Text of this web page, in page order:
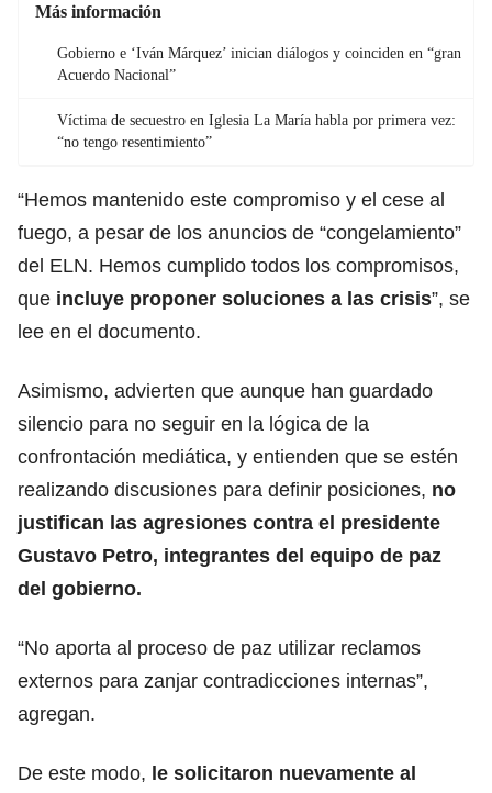
Más información
Gobierno e ‘Iván Márquez’ inician diálogos y coinciden en “gran
Acuerdo Nacional”
Víctima de secuestro en Iglesia La María habla por primera vez:
“no tengo resentimiento”
“Hemos mantenido este compromiso y el cese al
fuego, a pesar de los anuncios de “congelamiento”
del ELN. Hemos cumplido todos los compromisos,
que incluye proponer soluciones a las crisis”, se
lee en el documento.
Asimismo, advierten que aunque han guardado
silencio para no seguir en la lógica de la
confrontación mediática, y entienden que se estén
realizando discusiones para definir posiciones, no
justifican las agresiones contra el presidente
Gustavo Petro, integrantes del equipo de paz
del gobierno.
“No aporta al proceso de paz utilizar reclamos
externos para zanjar contradicciones internas”,
agregan.
De este modo, le solicitaron nuevamente al